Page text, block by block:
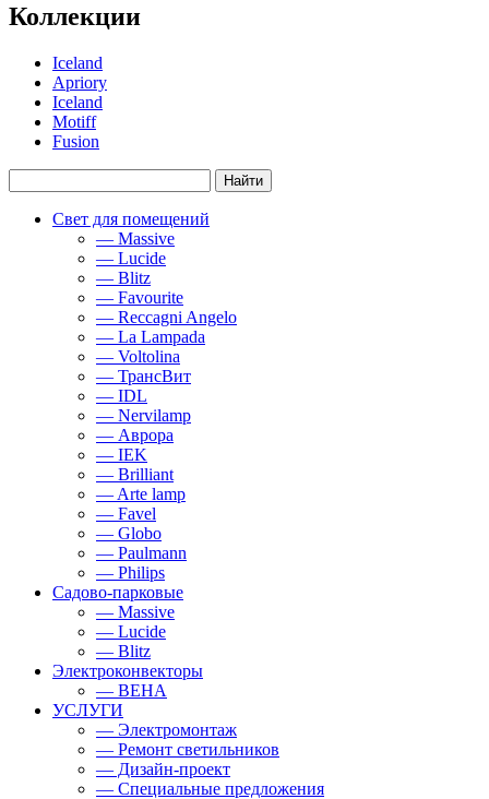
Коллекции
Iceland
Apriory
Iceland
Motiff
Fusion
Свет для помещений
— Massive
— Lucide
— Blitz
— Favourite
— Reccagni Angelo
— La Lampada
— Voltolina
— ТрансВит
— IDL
— Nervilamp
— Аврора
— IEK
— Brilliant
— Arte lamp
— Favel
— Globo
— Paulmann
— Philips
Садово-парковые
— Massive
— Lucide
— Blitz
Электроконвекторы
— BEHA
УСЛУГИ
— Электромонтаж
— Ремонт светильников
— Дизайн-проект
— Специальные предложения